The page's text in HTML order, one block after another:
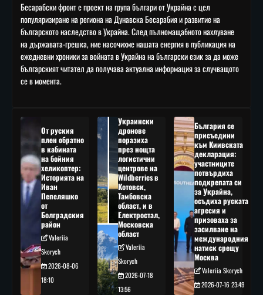
Бесарабски фронт е проект на група българи от Украйна с цел
популяризиране на региона на Дунавска Бесарабия и развитие на
българското наследство в Украйна. След пълномащабното нахлуване
на държавата-грешка, ние насочихме нашата енергия в публикация на
ежедневни хроники за войната в Украйна на български език за да може
българският читател да получава актуална информация за случващото
се в момента.
От руския
плен обратно
в кабината
на бойния
хеликоптер:
Историята на
Иван
Пепеляшко
от
Болградския
район
Valeriia
Skorych
2026-08-06
18:10
Украински
дронове
поразиха
през нощта
логистични
центрове на
Wildberries в
Котовск,
Тамбовска
област, и в
Електростал,
Московска
област
Valeriia
Skorych
2026-07-18
13:56
България се
присъедини
към Киивската
декларация:
участниците
потвърдиха
подкрепата си
за Украйна,
осъдиха руската
агресия и
призоваха за
засилване на
международния
натиск срещу
Москва
Valeriia Skorych
2026-07-16 23:49